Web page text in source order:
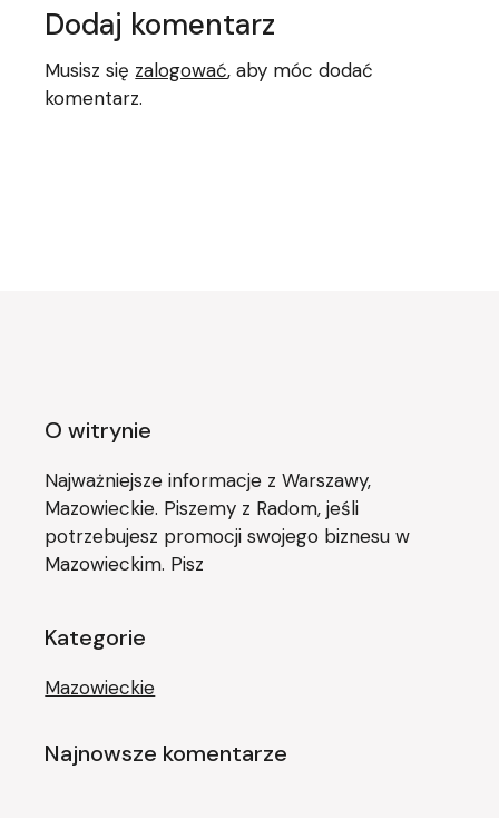
Dodaj komentarz
Musisz się zalogować, aby móc dodać
komentarz.
O witrynie
Najważniejsze informacje z Warszawy,
Mazowieckie. Piszemy z Radom, jeśli
potrzebujesz promocji swojego biznesu w
Mazowieckim. Pisz
Kategorie
Mazowieckie
Najnowsze komentarze